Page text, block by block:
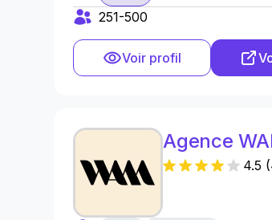
251-500
Voir profil
Agence
4.5 (